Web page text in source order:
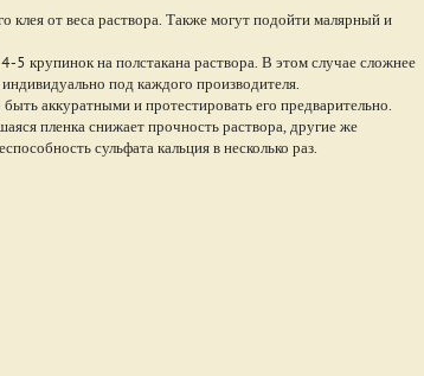
клея от веса раствора. Также могут подойти малярный и
5 крупинок на полстакана раствора. В этом случае сложнее
под каждого производителя.
аккуратными и протестировать его предварительно.
пленка снижает прочность раствора, другие же
сульфата кальция в несколько раз.